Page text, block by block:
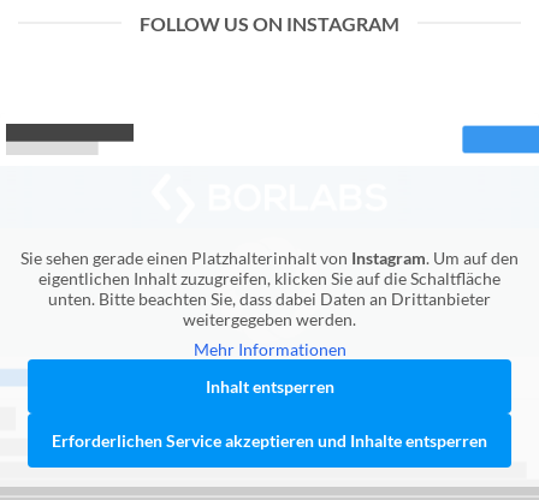
FOLLOW US ON INSTAGRAM
Sie sehen gerade einen Platzhalterinhalt von Instagram. Um auf den
eigentlichen Inhalt zuzugreifen, klicken Sie auf die Schaltfläche
unten. Bitte beachten Sie, dass dabei Daten an Drittanbieter
weitergegeben werden.
Mehr Informationen
Inhalt entsperren
Erforderlichen Service akzeptieren und Inhalte entsperren